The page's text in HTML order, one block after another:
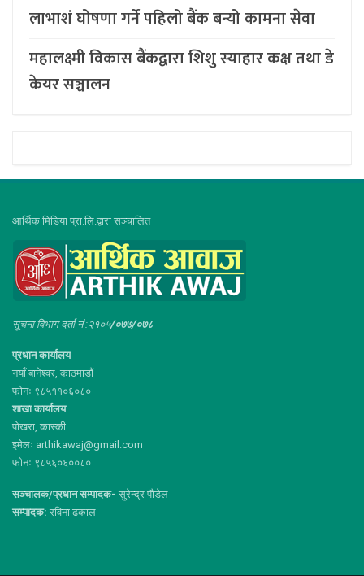
लाभाशं घोषणा गर्ने पहिलो बैंक बन्यो कामना सेवा
महालक्ष्मी विकास बैंकद्वारा शिशु स्याहार कक्ष तथा डे
केयर सञ्चालन
आर्थिक मिडिया प्रा.लि.द्वारा सञ्चालित
सूचना विभाग दर्ता नं :२१०५/०७७/०७८
प्रधान कार्यालय
नयाँ बानेश्वर, काठमाडौं
फोनः ९८५११०६०८०
शाखा कार्यालय
पोखरा, कास्की
इमेलः arthikawaj@gmail.com
फोनः ९८५६०६००८०
सञ्चालक/प्रधान सम्पादक- सुरेन्द्र पौडेल
सम्पादक: रविना ढकाल